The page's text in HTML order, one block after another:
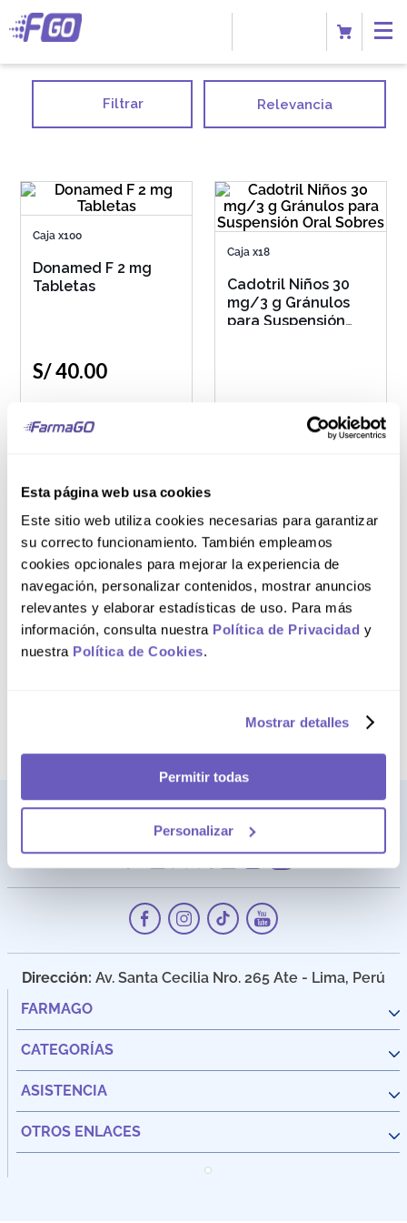
Esta página web usa cookies
Este sitio web utiliza cookies necesarias para garantizar
su correcto funcionamiento. También empleamos
cookies opcionales para mejorar la experiencia de
navegación, personalizar contenidos, mostrar anuncios
relevantes y elaborar estadísticas de uso. Para más
información, consulta nuestra Política de Privacidad y
nuestra Política de Cookies.
Mostrar detalles
Permitir todas
Personalizar
Filtrar Relevancia
Caja x100
Donamed F 2 mg
Tabletas
S/40.00
AGREGAR AL CARRITO
Caja x18
Cadotril Niños 30
mg/3 g Gránulos
para Suspensión
NO DISPONIBLE
Caja x10
Cadotril 100 mg
Cápsulas
Caja x18
Cadotril Lactantes
10 mg/1 g Gránulos
para Suspensión
Oral Sobres
Dirección: Av. Santa Cecilia Nro. 265 Ate - Lima, Perú
FARMAGO
CATEGORÍAS
ASISTENCIA
OTROS ENLACES